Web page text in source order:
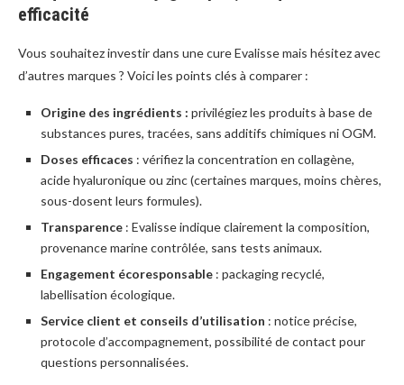
efficacité
Vous souhaitez investir dans une cure Evalisse mais hésitez avec
d’autres marques ? Voici les points clés à comparer :
Origine des ingrédients : privilégiez les produits à base de
substances pures, tracées, sans additifs chimiques ni OGM.
Doses efficaces : vérifiez la concentration en collagène,
acide hyaluronique ou zinc (certaines marques, moins chères,
sous-dosent leurs formules).
Transparence : Evalisse indique clairement la composition,
provenance marine contrôlée, sans tests animaux.
Engagement écoresponsable : packaging recyclé,
labellisation écologique.
Service client et conseils d’utilisation : notice précise,
protocole d’accompagnement, possibilité de contact pour
questions personnalisées.